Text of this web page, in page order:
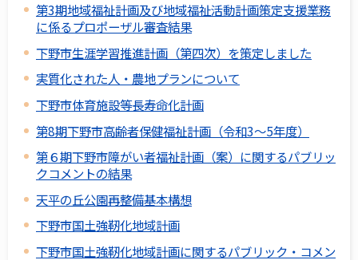
第3期地域福祉計画及び地域福祉活動計画策定支援業務
に係るプロポーザル審査結果
下野市生涯学習推進計画（第四次）を策定しました
実質化された人・農地プランについて
下野市体育施設等長寿命化計画
第8期下野市高齢者保健福祉計画（令和3～5年度）
第６期下野市障がい者福祉計画（案）に関するパブリッ
クコメントの結果
天平の丘公園再整備基本構想
下野市国土強靭化地域計画
下野市国土強靭化地域計画に関するパブリック・コメン